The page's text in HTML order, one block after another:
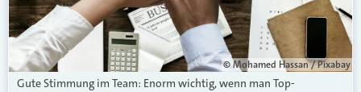
© Mohamed Hassan / Pixabay
Gute Stimmung im Team: Enorm wichtig, wenn man Top-